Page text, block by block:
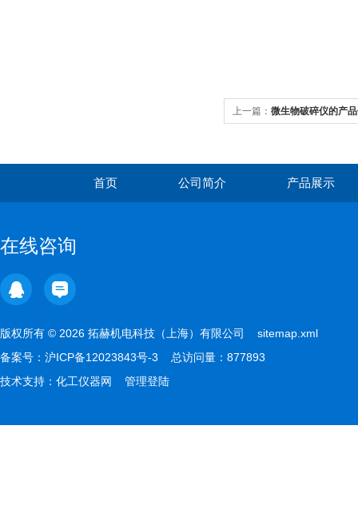
上一篇： 微生物破碎仪的产
首页 公司简介 产品展示
在线咨询
版权所有 © 2026 拓赫机电科技（上海）有限公司 sitemap.xml
备案号： 沪ICP备12023843号-3 总访问量：877893
技术支持： 化工仪器网 管理登陆